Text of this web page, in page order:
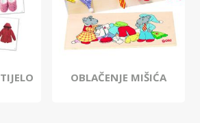
OBLAČENJE MIŠIĆA